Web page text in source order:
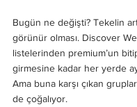
Bugün ne değişti? Tekelin
görünür olması. Discover
listelerinden premium’un
girmesine kadar her yerde
Ama buna karşı çıkan
de çoğalıyor.